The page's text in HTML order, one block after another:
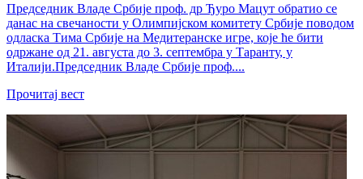
Председник Владе Србије проф. др Ђуро Мацут обратио се
данас на свечаности у Олимпијском комитету Србије поводом
одласка Тима Србије на Медитеранске игре, које ће бити
одржане од 21. августа до 3. септембра у Таранту, у
Италији.Председник Владе Србије проф....
Прочитај вест